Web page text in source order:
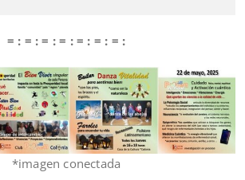
= : = : = : = : = : = : = :
*imagen conectada